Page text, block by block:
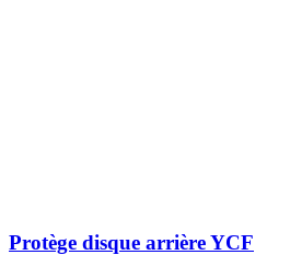
Protège disque arrière YCF